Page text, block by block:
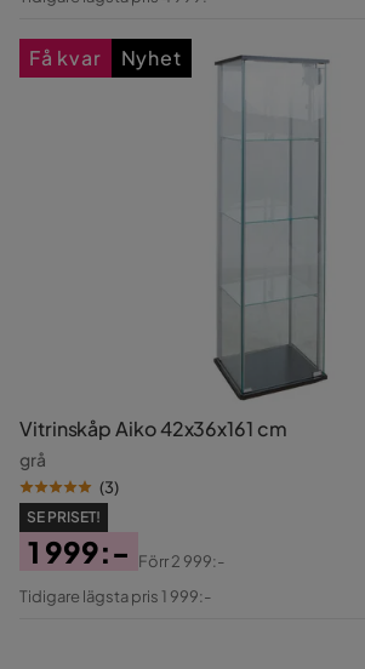
Vitrinskåp Aiko 42x36x161 cm
grå
(3)
SE PRISET!
Pris
1 999:-
Original
Förr2 999:-
Tidigare lägsta pris 1 999:-
Få kvar Nyhet